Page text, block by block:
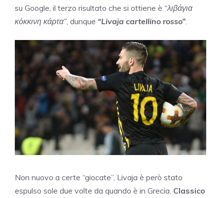
su Google, il terzo risultato che si ottiene è “λιβάγια
κόκκινη κάρτα” , dunque “Livaja cartellino rosso”
Non nuovo a certe “giocate”, Livaja è però stato
espulso sole due volte da quando è in Grecia. Classico